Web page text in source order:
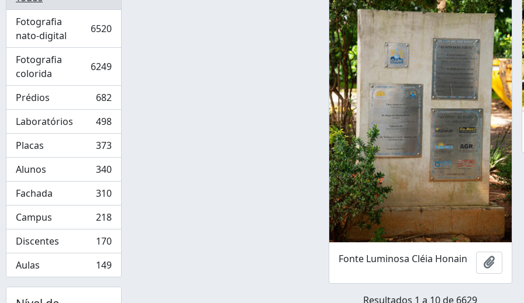
Fotografia
nato-digital
, 6520 resultados 6520
Fotografia
colorida
, 6249 resultados 6249
Prédios
, 682 resultados
682
Laboratórios
, 498 resultados
498
Placas
, 373 resultados
373
Alunos
, 340 resultados
340
Fachada
, 310 resultados
310
Campus
, 218 resultados
218
Discentes
, 170 resultados
170
Aulas
, 149 resultados 149
Fonte Luminosa Cléia Honain
Resultados 1 a 10 de 6629